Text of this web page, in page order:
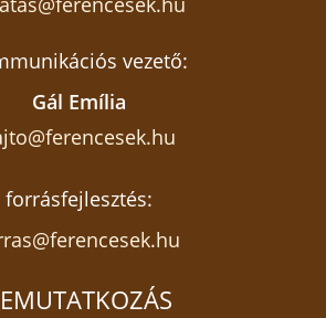
haladni.
vezető:
Gál Emília
forrásfejlesztés: